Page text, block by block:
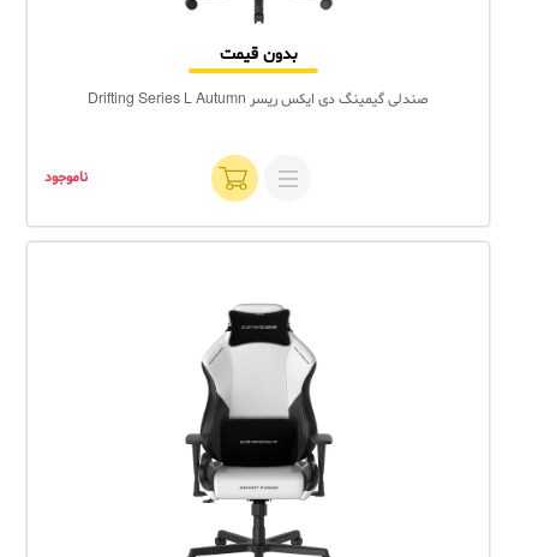
بدون قیمت
صندلی گیمینگ دی ایکس ریسر Drifting Series L Autumn
ناموجود